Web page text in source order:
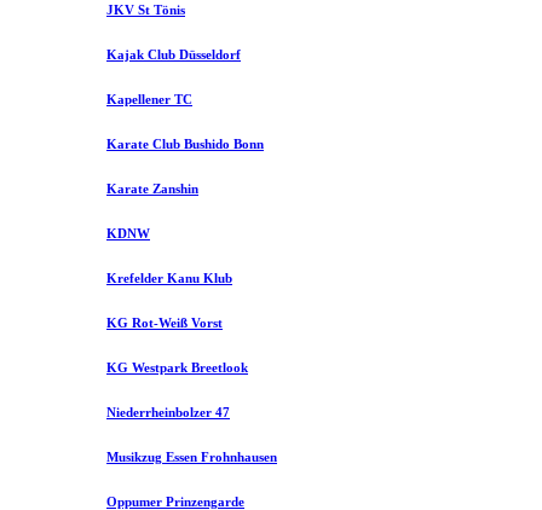
JKV St Tönis
Kajak Club Düsseldorf
Kapellener TC
Karate Club Bushido Bonn
Karate Zanshin
KDNW
Krefelder Kanu Klub
KG Rot-Weiß Vorst
KG Westpark Breetlook
Niederrheinbolzer 47
Musikzug Essen Frohnhausen
Oppumer Prinzengarde